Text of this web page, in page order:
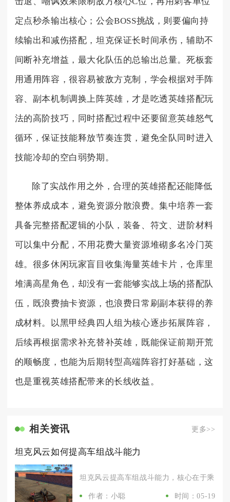
定点秒杀输出核心；公会BOSS挑战，则要偏向持
续输出和减伤搭配，坦克保证长时间承伤，辅助不
间断补充增益，最大化队伍的总输出总量。死板套
用通用阵容，很容易被敌方克制，学会根据对手阵
容、副本机制调换上阵英雄，才是吃透英雄搭配玩
法的高阶技巧，同时搭配过程中还要留意英雄怒气
循环，保证技能释放节奏连贯，避免全队同时进入
技能冷却的空白弱势期。
除了实战作用之外，合理的英雄搭配还能降低
整体养成成本，避免资源分散浪费。集中培养一套
具备完整搭配逻辑的小队，装备、符文、进阶材料
可以集中分配，不用花费大量资源堆砌多名冷门英
雄。很多休闲玩家盲目收集海量英雄卡片，仓库里
堆满高星角色，却没有一套能够实战上场的搭配队
伍，既浪费抽卡资源，也浪费日常刷副本获得的养
成材料。以黑甲经典四人组为核心逐步拓展阵容，
后续再根据需求补充替补英雄，既能保证前期开荒
的顺畅度，也能为后期转型高端阵容打好基础，这
也是重视英雄搭配带来的长线收益。
相关资讯 更多>>
坦克风云如何提高车组战斗能力
坦克风云提高车组战斗能力，核心在于乘员
作者：小聪 时间：05-19